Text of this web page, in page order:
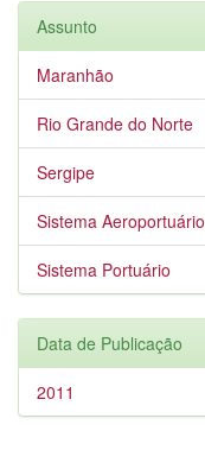
Assunto
Maranhão
Rio Grande do Norte
Sergipe
Sistema Aeroportuário
Sistema Portuário
Data de Publicação
2011